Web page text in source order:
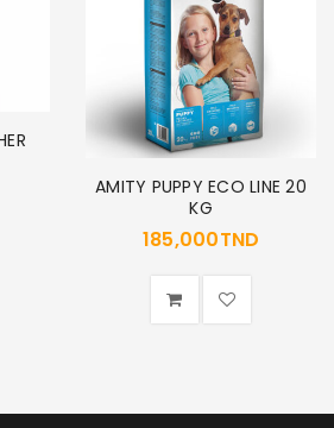
Se souvenir de moi
AMITY PUPPY ECO LINE 20
KG
185,000TND